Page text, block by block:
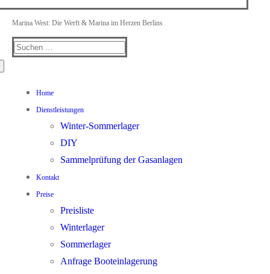
Marina West: Die Werft & Marina im Herzen Berlins
Suchen
Home
Dienstleistungen
Winter-Sommerlager
DIY
Sammelprüfung der Gasanlagen
Kontakt
Preise
Preisliste
Winterlager
Sommerlager
Anfrage Booteinlagerung